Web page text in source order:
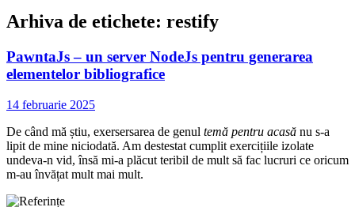
Arhiva de etichete: restify
PawntaJs – un server NodeJs pentru generarea
elementelor bibliografice
14 februarie 2025
De când mă știu, exersersarea de genul temă pentru acasă nu s-a
lipit de mine niciodată. Am destestat cumplit exercițiile izolate
undeva-n vid, însă mi-a plăcut teribil de mult să fac lucruri ce oricum
m-au învățat mult mai mult.